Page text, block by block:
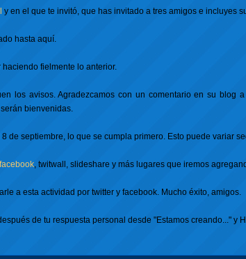
y en el que te invitó, que has invitado a tres amigos e incluyes
hasta aquí.
fielmente lo anterior.
los avisos. Agradezcamos con un comentario en su blog
bienvenidas.
de septiembre, lo que se cumpla primero. Esto puede variar
facebook, twitwall, slideshare y más lugares que iremos
a esta actividad por twitter y facebook. Mucho éxito, amigos.
de tu respuesta personal desde "Estamos creando..." y